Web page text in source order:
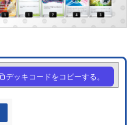
デッキコードをコピーする。